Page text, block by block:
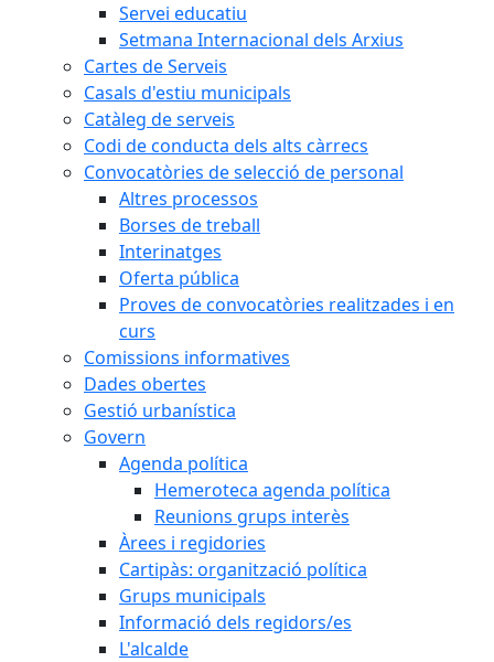
Servei educatiu
Setmana Internacional dels Arxius
Cartes de Serveis
Casals d'estiu municipals
Catàleg de serveis
Codi de conducta dels alts càrrecs
Convocatòries de selecció de personal
Altres processos
Borses de treball
Interinatges
Oferta pública
Proves de convocatòries realitzades i en
curs
Comissions informatives
Dades obertes
Gestió urbanística
Govern
Agenda política
Hemeroteca agenda política
Reunions grups interès
Àrees i regidories
Cartipàs: organització política
Grups municipals
Informació dels regidors/es
L'alcalde